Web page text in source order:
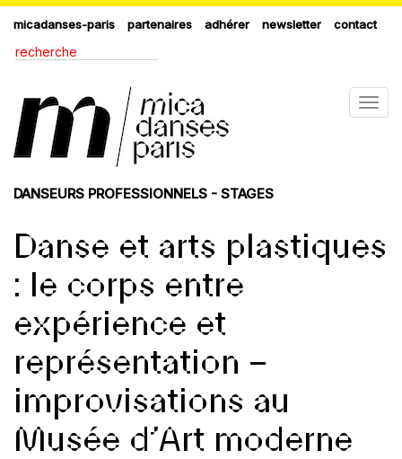
micadanses-paris partenaires adhérer newsletter contact
DANSEURS PROFESSIONNELS - STAGES
Danse et arts plastiques
: le corps entre
expérience et
représentation –
improvisations au
Musée d’Art moderne